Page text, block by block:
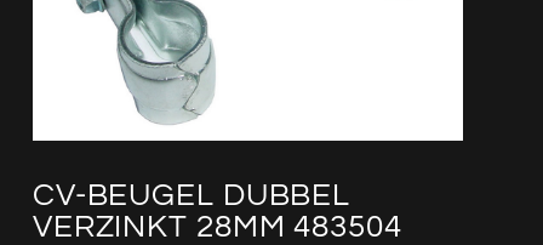
CV-BEUGEL DUBBEL
VERZINKT 28MM 483504